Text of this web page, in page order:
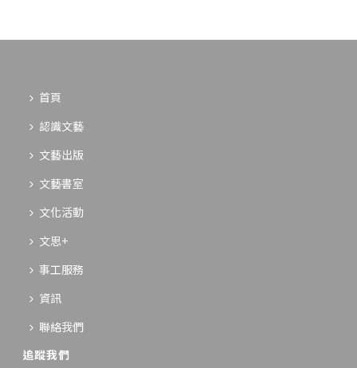
首頁
認識文藝
文藝出版
文藝書室
文化活動
文思+
事工服務
資訊
聯絡我們
追蹤我們